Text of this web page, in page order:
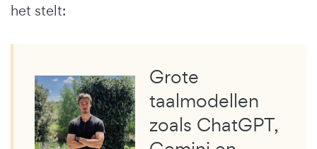
het stelt:
Grote
taalmodellen
zoals ChatGPT,